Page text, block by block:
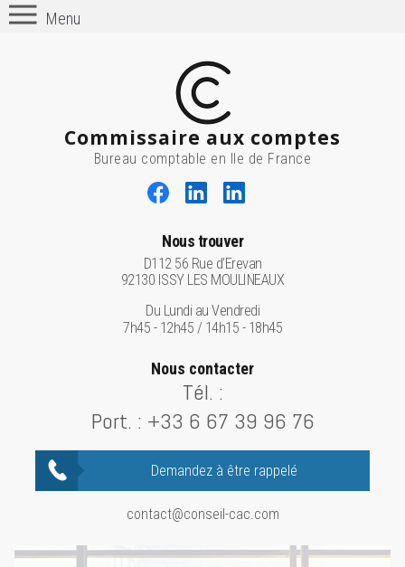
Menu
Commissaire aux comptes
Bureau comptable en Ile de France
Nous trouver
D112 56 Rue d'Erevan
92130 ISSY LES MOULINEAUX
Du Lundi au Vendredi
7h45 - 12h45 / 14h15 - 18h45
Nous contacter
Tél. :
Port. : +33 6 67 39 96 76
Demandez à être rappelé
contact@conseil-cac.com